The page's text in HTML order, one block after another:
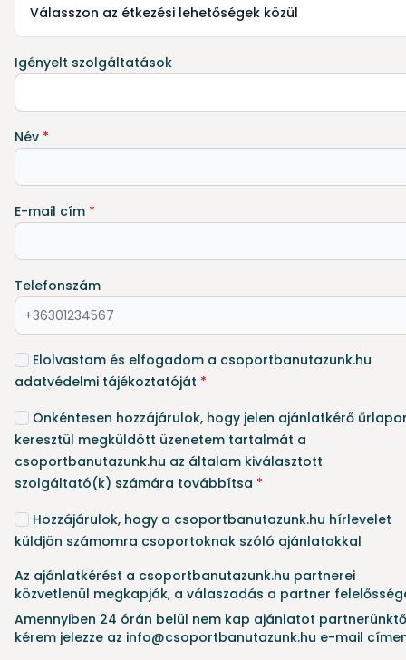
Válasszon az étkezési lehetőségek közül
Igényelt szolgáltatások
Név *
E-mail cím *
Telefonszám
Elolvastam és elfogadom a csoportbanutazunk.hu
adatvédelmi tájékoztatóját *
Önkéntesen hozzájárulok, hogy jelen ajánlatkérő
keresztül megküldött üzenetem tartalmát a
csoportbanutazunk.hu az általam kiválasztott
szolgáltató(k) számára továbbítsa *
Hozzájárulok, hogy a csoportbanutazunk.hu hírlevelet
küldjön számomra csoportoknak szóló ajánlatokkal
Az ajánlatkérést a csoportbanutazunk.hu partnerei
közvetlenül megkapják, a válaszadás a partner
Amennyiben 24 órán belül nem kap ajánlatot
kérem jelezze az info@csoportbanutazunk.hu e-mail